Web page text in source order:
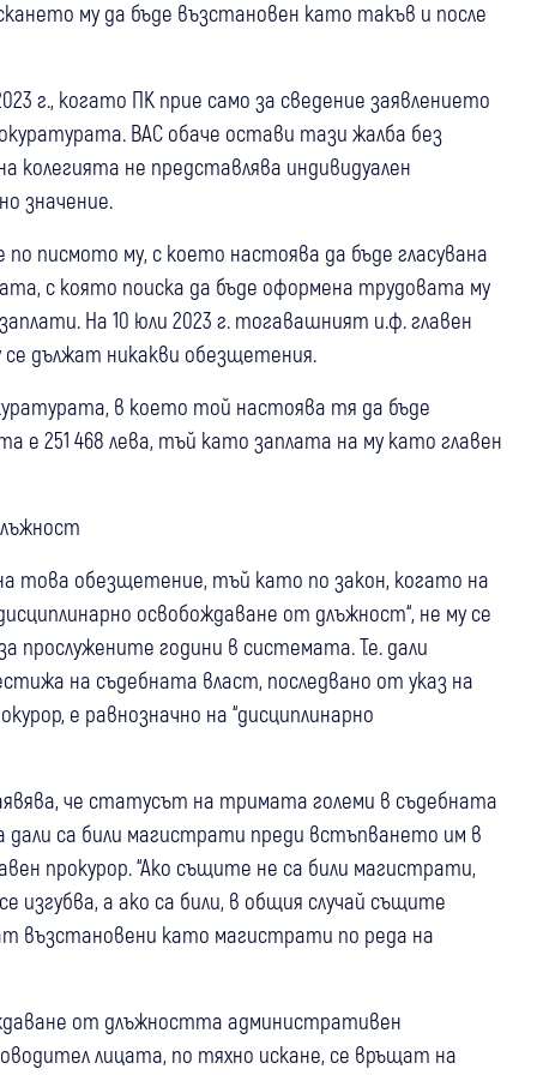
му да бъде възстановен като такъв и после
г., когато ПК прие само за сведение заявлението
ВАС обаче остави тази жалба без
колегията не представлява индивидуален
значение.
писмото му, с което настоява да бъде гласувана
с която поиска да бъде оформена трудовата му
На 10 юли 2023 г. тогавашният и.ф. главен
се дължат никакви обезщетения.
в което той настоява тя да бъде
е 251 468 лева, тъй като заплата на му като главен
това обезщетение, тъй като по закон, когато на
освобождаване от длъжност“, не му се
прослужените години в системата. Т.е. дали
на съдебната власт, последвано от указ на
е равнозначно на “дисциплинарно
че статусът на тримата големи в съдебната
са били магистрати преди встъпването им в
прокурор. “Ако същите не са били магистрати,
а ако са били, в общия случай същите
възстановени като магистрати по реда на
от длъжността административен
лицата, по тяхно искане, се връщат на